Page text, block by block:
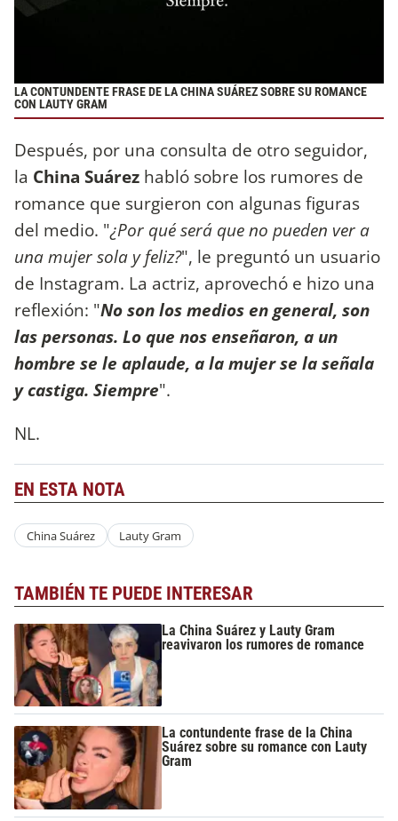
LA CONTUNDENTE FRASE DE LA CHINA SUÁREZ SOBRE SU ROMANCE
CON LAUTY GRAM
Después, por una consulta de otro seguidor,
la China Suárez habló sobre los rumores de
romance que surgieron con algunas figuras
del medio. "¿Por qué será que no pueden ver a
una mujer sola y feliz?", le preguntó un usuario
de Instagram. La actriz, aprovechó e hizo una
reflexión: "No son los medios en general, son
las personas. Lo que nos enseñaron, a un
hombre se le aplaude, a la mujer se la señala
y castiga. Siempre".
NL.
EN ESTA NOTA
China Suárez Lauty Gram
TAMBIÉN TE PUEDE INTERESAR
La China Suárez y Lauty Gram
reavivaron los rumores de romance
La contundente frase de la China
Suárez sobre su romance con Lauty
Gram